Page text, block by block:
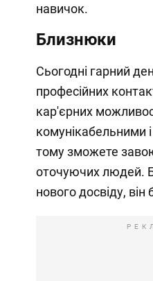
навичок.
Близнюки
Сьогодні гарний
професійних
кар'єрних
комунікабельними
тому зможете
оточуючих людей.
нового досвіду,